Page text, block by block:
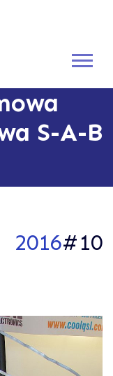
S-A-B
2016#10